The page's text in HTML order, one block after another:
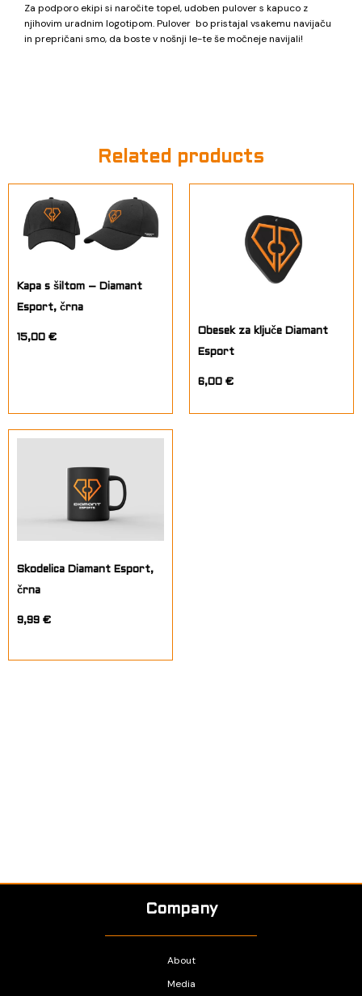
Za podporo ekipi si naročite topel, udoben pulover s kapuco z
njihovim uradnim logotipom. Pulover bo pristajal vsakemu navijaču
in prepričani smo, da boste v nošnji le-te še močneje navijali!
Related products
Kapa s šiltom – Diamant
Esport, črna
15,00 €
Obesek za ključe Diamant
Esport
6,00 €
Skodelica Diamant Esport,
črna
9,99 €
Company
About
Media